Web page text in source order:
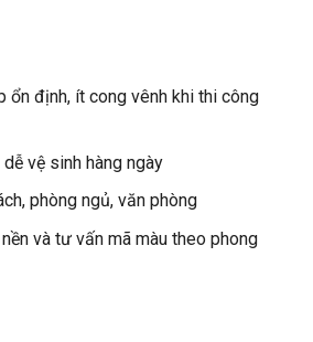
ổn định, ít cong vênh khi thi công
vệ sinh hàng ngày
phòng ngủ, văn phòng
và tư vấn mã màu theo phong